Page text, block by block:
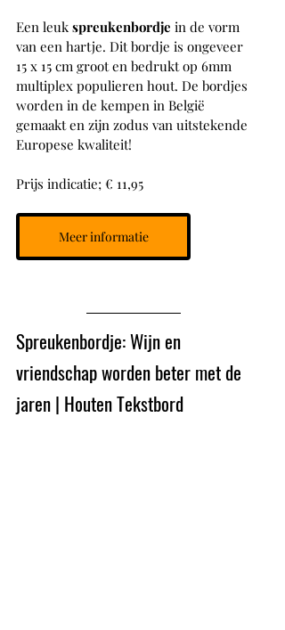
Een leuk spreukenbordje in de vorm
van een hartje. Dit bordje is ongeveer
15 x 15 cm groot en bedrukt op 6mm
multiplex populieren hout. De bordjes
worden in de kempen in België
gemaakt en zijn zodus van uitstekende
Europese kwaliteit!
Prijs indicatie; € 11,95
Meer informatie
Spreukenbordje: Wijn en
vriendschap worden beter met de
jaren | Houten Tekstbord